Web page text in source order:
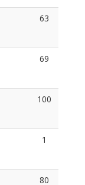
63
69
100
1
80